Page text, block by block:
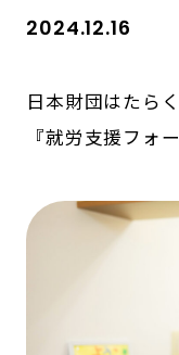
2024.12.16
日本財団はたら
『就労支援フォ